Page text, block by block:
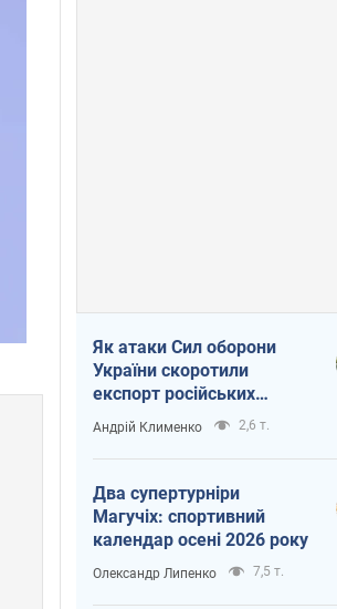
Як атаки Сил оборони
України скоротили
експорт російських
нафтопродуктів
Андрій Клименко 2,6 т.
Два супертурніри
Магучіх: спортивний
календар осені 2026 року
Олександр Липенко 7,5 т.